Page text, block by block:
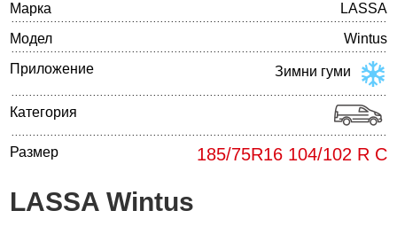
Марка
LASSA
Модел
Wintus
Приложение
Зимни гуми
Категория
Размер 185/75R16 104/102 R C
LASSA Wintus